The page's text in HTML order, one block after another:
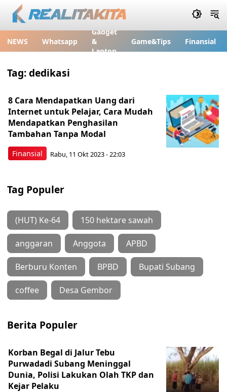
NEWS Whatsapp
Gadget
&
Laptop
Game&Tips Finansial
Tag:dedikasi
Finansial
8 Cara Mendapatkan Uang dari
Internet untuk Pelajar, Cara Mudah
Mendapatkan Penghasilan
Tambahan Tanpa Modal
Rabu, 11 Okt 2023 - 22:03
Tag Populer
(HUT) Ke-64 150 hektare sawah
anggaran Anggota APBD
Berburu Konten BPBD Bupati Subang
coffee Desa Gembor
Berita Populer
Korban Begal di Jalur Tebu
Purwadadi Subang Meninggal
Dunia, Polisi Lakukan Olah TKP dan
Kejar Pelaku